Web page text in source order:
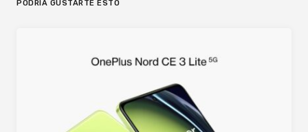
PODRÍA GUSTARTE ESTO